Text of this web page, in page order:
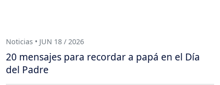
Noticias • JUN 18 / 2026
20 mensajes para recordar a papá en el Día
del Padre